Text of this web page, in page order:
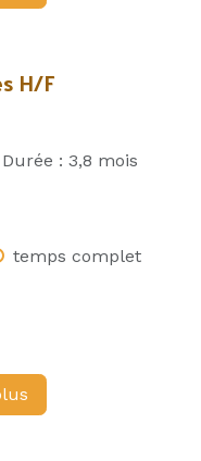
H/F
Durée : 3,8 mois
temps complet